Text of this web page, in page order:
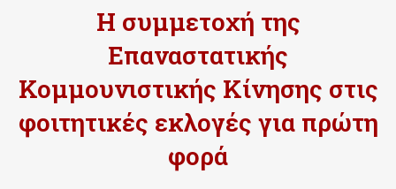
Η συμμετοχή της
Επαναστατικής
Κομμουνιστικής Κίνησης στις
φοιτητικές εκλογές για πρώτη
φορά